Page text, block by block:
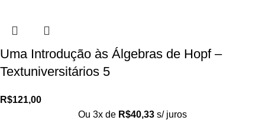
Uma Introdução às Álgebras de Hopf –
Textuniversitários 5
R$121,00
Ou 3x de R$40,33 s/ juros